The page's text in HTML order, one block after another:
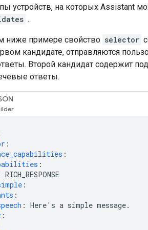
устройств, на которых Assistant
.
ниже примере свойство selector
кандидате, отправляются
Второй кандидат содержит
ответы.
:
:
:
RICH_RESPONSE
:
:
: Here's a simple message.
: